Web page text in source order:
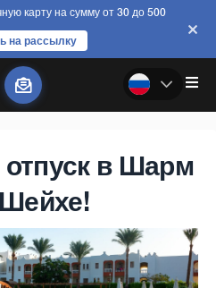
карту на сумму от 30 до 500
на рассылку
в Шарм